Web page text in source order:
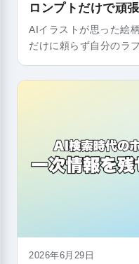
ロンプトだけで頑
AIイラストが思った絵
だけに頼らず自分のラ
2026年6月29日